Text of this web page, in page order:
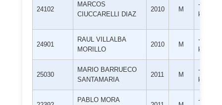
24102
MARCOS
CIUCCARELLI DIAZ
2010 M
-50
kg
24901
RAUL VILLALBA
MORILLO
2010 M
-50
kg
25030
MARIO BARRUECO
SANTAMARIA
2011 M
-50
kg
PABLO MORA -50